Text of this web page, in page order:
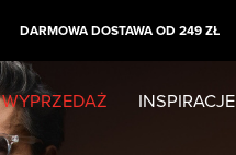
WYPRZEDAŻ SEZONOWA
WYPRZEDAŻ INSPIRACJE